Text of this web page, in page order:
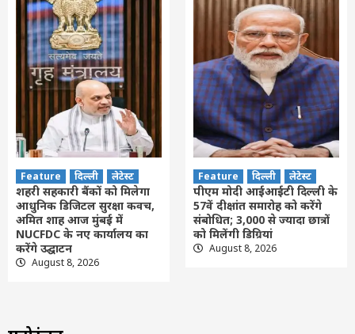
Feature दिल्ली लेटेस्ट
शहरी सहकारी बैंकों को मिलेगा
आधुनिक डिजिटल सुरक्षा कवच,
अमित शाह आज मुंबई में
NUCFDC के नए कार्यालय का
करेंगे उद्घाटन
August 8, 2026
Feature दिल्ली लेटेस्ट
पीएम मोदी आईआईटी दिल्ली के
57वें दीक्षांत समारोह को करेंगे
संबोधित; 3,000 से ज्यादा छात्रों
को मिलेंगी डिग्रियां
August 8, 2026